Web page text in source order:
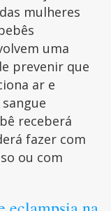
mulheres
uma
prevenir que
ar e
receberá
fazer com
ou com